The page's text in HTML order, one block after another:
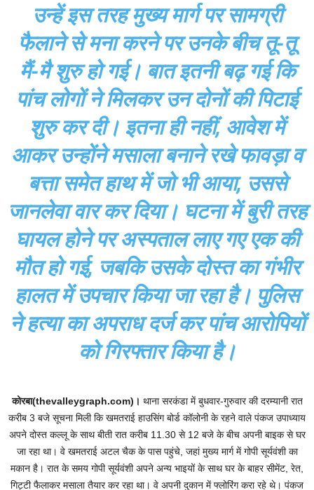
उन्हें इस तरह मुख्य मार्ग पर सामग्री
फैलाने से मना करने पर उनके बीच तू-तू
मैं-मै शुरु हो गई। बात इतनी बढ़ गई कि
पांच लोगों ने मिलकर उन दोनों की पिटाई
शुरु कर दी। इतना ही नहीं, आवेश में
आकर उन्होंने मसाला बनाने रखे फावड़ा व
बत्ता समेत हाथ में जो भी आया, उससे
जानलेवा वार कर दिया। घटना में बुरी तरह
घायल होने पर अस्पताल लाए गए एक की
मौत हो गई, जबकि उसके दोस्त का गंभीर
हालत में उपचार किया जा रहा है। पुलिस
ने हत्या का अपराध दर्ज कर पांच आरोपियों
को गिरफ्तार किया है।
कोरबा(thevalleygraph.com)। थाना सरकंडा में बुधवार-गुरुवार की दरम्यानी रात
करीब 3 बजे सूचना मिली कि खमतराई हाउसिंग बोर्ड कॉलोनी के रहने वाले पंकज उपाध्याय
अपने दोस्त कल्लू के साथ बीती रात करीब 11.30 से 12 बजे के बीच अपनी बाइक से घर
जा रहा था। वे खमतराई अटल चैक के पास पहुंचे, जहां मुख्य मार्ग में गोपी सूर्यवंशी का
मकान है। रात के समय गोपी सूर्यवंशी अपने अन्य भाइयों के साथ घर के बाहर सीमेंट, रेत,
गिट्टी फैलाकर मसाला तैयार कर रहा था। वे अपनी दुकान में फ्लोरिंग करा रहे थे। पंकज